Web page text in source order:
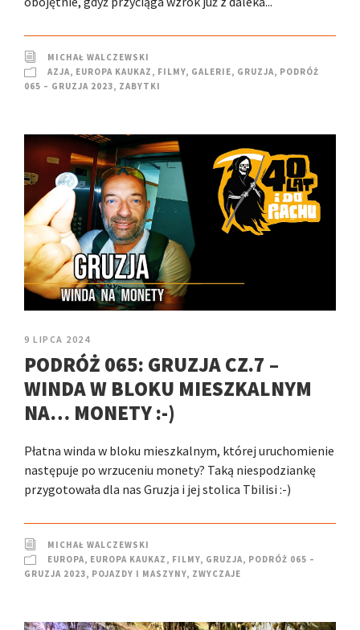
MICHAŁ WALCZEWSKI
AZJA, EUROPA KAUKAZ , FILMY, GALERIE, GRUZJA, PODRÓŻ
065 – GRUZJA 2023, ZABYTKI
9 LIPCA 2024
PODRÓŻ 065: GRUZJA CZ.7 –
WINDA W BLOKU MIESZKALNYM
NA… MONETY :-)
Płatna winda w bloku mieszkalnym, której uruchomienie
następuje po wrzuceniu monety? Taką niespodziankę
przygotowała dla nas Gruzja i jej stolica Tbilisi :-)
MICHAŁ WALCZEWSKI
EUROPA, EUROPA KAUKAZ , FILMY, GRUZJA, PODRÓŻ 065 –
GRUZJA 2023, POJAZDY I MASZYNY, ZWYCZAJE